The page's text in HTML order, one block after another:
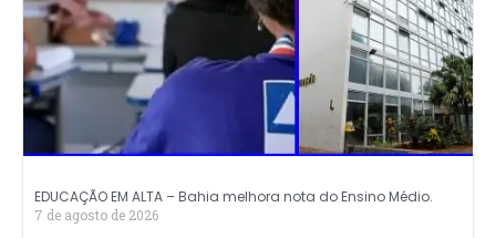
EDUCAÇÃO EM ALTA – Bahia melhora nota do Ensino Médio.
7 de agosto de 2026